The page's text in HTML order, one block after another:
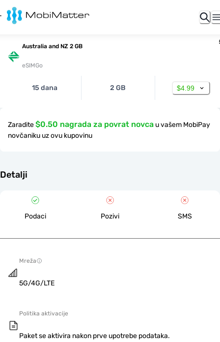
Australia and NZ 2 GB
eSIMGo
15 dana 2 GB $4.99
Zaradite$0.50 nagrada za povrat novca u vašem MobiPay
novčaniku uz ovu kupovinu
Detalji
Podaci Pozivi SMS
Mreža
5G/4G/LTE
Politika aktivacije
Paket se aktivira nakon prve upotrebe podataka.